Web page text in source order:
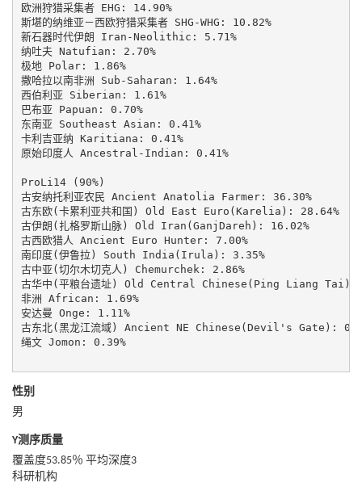
欧洲狩猎采集者 EHG: 14.90%
斯堪的纳维亚－西欧狩猎采集者 SHG-WHG: 10.82%
新石器时代伊朗 Iran-Neolithic: 5.71%
纳吐夫 Natufian: 2.70%
极地 Polar: 1.86%
撒哈拉以南非洲 Sub-Saharan: 1.64%
西伯利亚 Siberian: 1.61%
巴布亚 Papuan: 0.70%
东南亚 Southeast Asian: 0.41%
卡利吉亚纳 Karitiana: 0.41%
原始印度人 Ancestral-Indian: 0.41%
ProLi14 (90%)
古安纳托利亚农民 Ancient Anatolia Farmer: 36.30%
古东欧(卡累利亚共和国) Old East Euro(Karelia): 28.64%
古伊朗(扎格罗斯山脉) Old Iran(GanjDareh): 16.02%
古西欧猎人 Ancient Euro Hunter: 7.00%
南印度(伊鲁拉) South India(Irula): 3.35%
古中亚(切尔木切克人) Chemurchek: 2.86%
古华中(平粮台遗址) Old Central Chinese(Ping Liang Tai):
非洲 African: 1.69%
安达曼 Onge: 1.11%
古东北(黑龙江流域) Ancient NE Chinese(Devil's Gate):
绳文 Jomon: 0.39%
性别
男
Y测序质量
覆盖度53.85％ 平均深度3
科研机构